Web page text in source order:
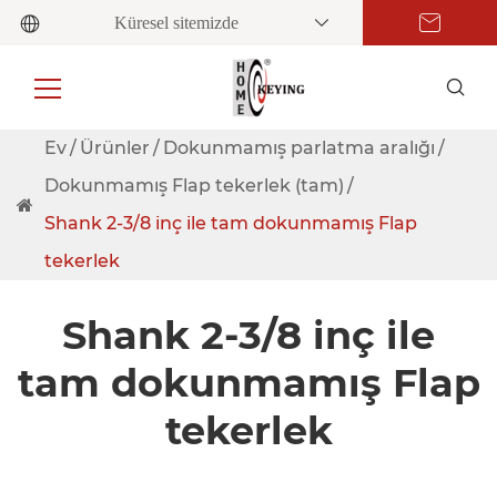
Küresel sitemizde
Ev Ürünler
Dokunmamış parlatma aralığı
Dokunmamış Flap tekerlek (tam)
Shank 2-3/8 inç ile tam dokunmamış Flap
tekerlek
Shank 2-3/8 inç ile
tam dokunmamış Flap
tekerlek